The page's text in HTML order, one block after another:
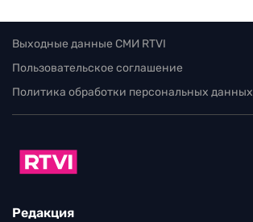
Выходные данные СМИ RTVI
Пользовательское соглашение
Политика обработки персональных данных
Редакция